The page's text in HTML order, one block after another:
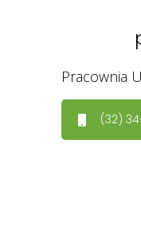
Pracownia
(32)